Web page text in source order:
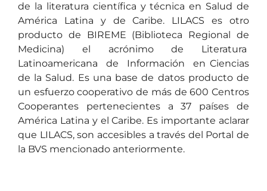
de la literatura científica y técnica en Salud de
América Latina y de Caribe. LILACS es otro
producto de BIREME (Biblioteca Regional de
Medicina) el acrónimo de Literatura
Latinoamericana de Información en Ciencias
de la Salud. Es una base de datos producto de
un esfuerzo cooperativo de más de 600 Centros
Cooperantes pertenecientes a 37 países de
América Latina y el Caribe. Es importante aclarar
que LILACS, son accesibles a través del Portal de
la BVS mencionado anteriormente.